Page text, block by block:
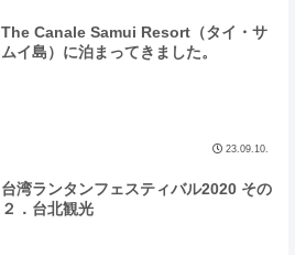
The Canale Samui Resort（タイ・サ
ムイ島）に泊まってきました。
23.09.10.
台湾ランタンフェスティバル2020 その
２．台北観光